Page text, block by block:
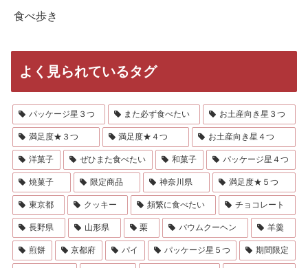
食べ歩き
よく見られているタグ
パッケージ星３つ また必ず食べたい お土産向き星３つ
満足度★３つ 満足度★４つ お土産向き星４つ
洋菓子 ぜひまた食べたい 和菓子 パッケージ星４つ
焼菓子 限定商品 神奈川県 満足度★５つ
東京都 クッキー 頻繁に食べたい チョコレート
長野県 山形県 栗 バウムクーヘン 羊羹
煎餅 京都府 パイ パッケージ星５つ 期間限定